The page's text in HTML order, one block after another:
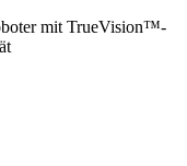
mit TrueVision™-